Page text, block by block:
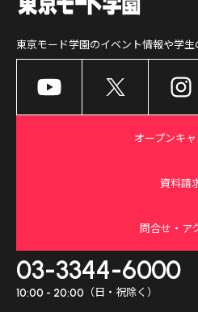
東京モード学園のイベント情報や学生
オープンキ
資料請
問合せ・ア
03-3344-6000
10:00 - 20:00 （日・祝除く）